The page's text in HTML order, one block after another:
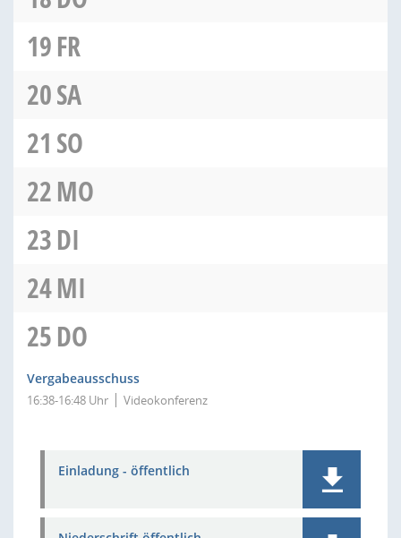
19FR
20SA
21 SO
22MO
23DI
24MI
25DO
Vergabeausschuss
16:38-16:48 Uhr Videokonferenz
Einladung - öffentlich